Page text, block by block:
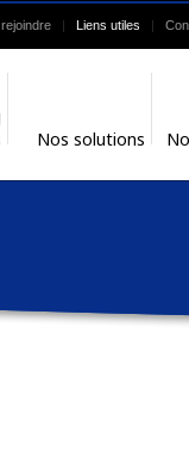
Liens utiles
Nos solutions